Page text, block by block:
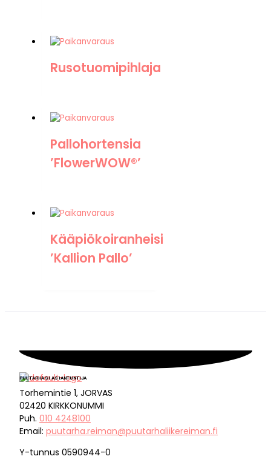
Rusotuomipihlaja
Pallohortensia
’FlowerWOW®’
Kääpiökoiranheisi
’Kallion Pallo’
PUUTARHASI ASIANTUNTIJA
Torhemintie 1, JORVAS
02420 KIRKKONUMMI
Puh. 010 4248100
Email: puutarha.reiman@puutarhaliikereiman.fi
Y-tunnus 0590944-0